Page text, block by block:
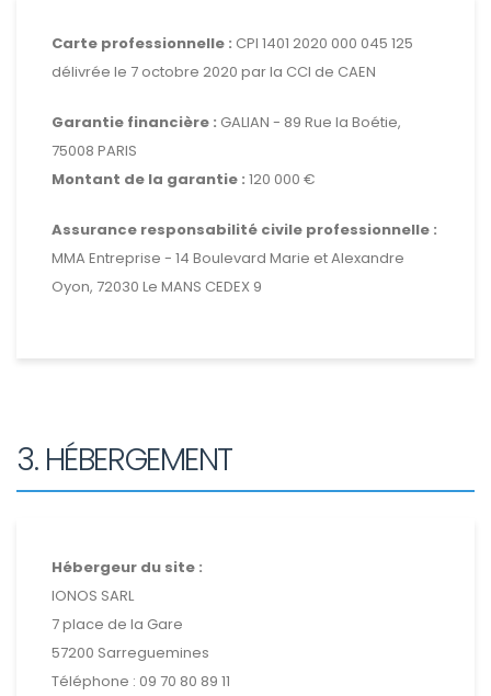
Carte professionnelle : CPI 1401 2020 000 045 125
délivrée le 7 octobre 2020 par la CCI de CAEN
Garantie financière : GALIAN - 89 Rue la Boétie,
75008 PARIS
Montant de la garantie : 120 000 €
Assurance responsabilité civile professionnelle :
MMA Entreprise - 14 Boulevard Marie et Alexandre
Oyon, 72030 Le MANS CEDEX 9
3. HÉBERGEMENT
Hébergeur du site :
IONOS SARL
7 place de la Gare
57200 Sarreguemines
Téléphone : 09 70 80 89 11